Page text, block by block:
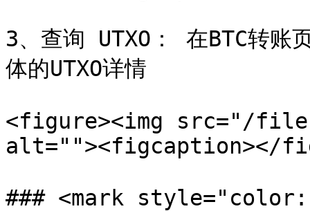
3、查询 UTXO： 在BTC转账
体的UTXO详情
<figure><img src="/files/
alt=""><figcaption></
### <mark